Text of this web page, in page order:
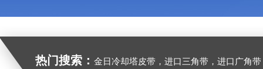
热门搜索： 金日冷却塔皮带，进口三角带，进口广角带，进口同步带，进口空压机皮